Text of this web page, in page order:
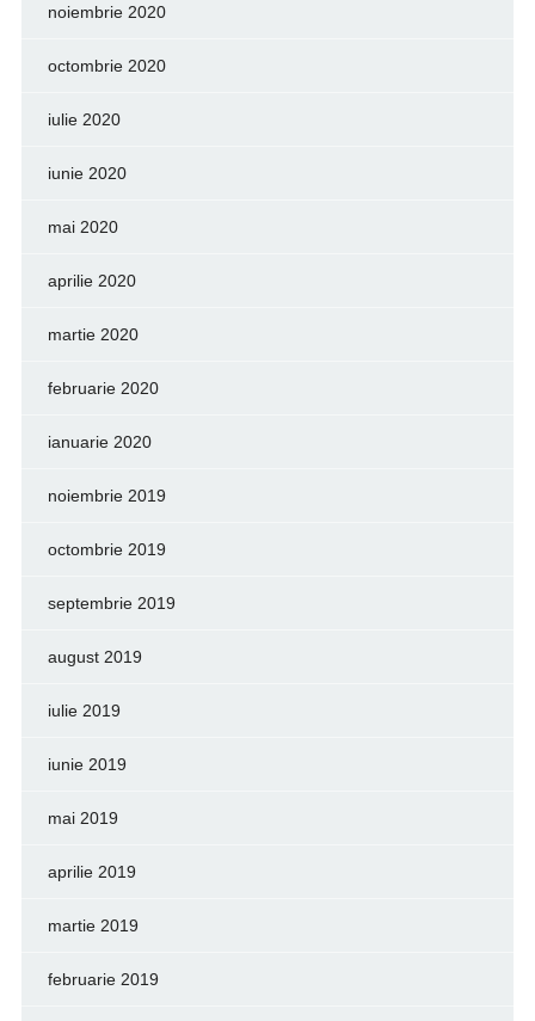
noiembrie 2020
octombrie 2020
iulie 2020
iunie 2020
mai 2020
aprilie 2020
martie 2020
februarie 2020
ianuarie 2020
noiembrie 2019
octombrie 2019
septembrie 2019
august 2019
iulie 2019
iunie 2019
mai 2019
aprilie 2019
martie 2019
februarie 2019